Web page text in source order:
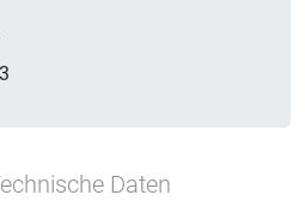
Daten